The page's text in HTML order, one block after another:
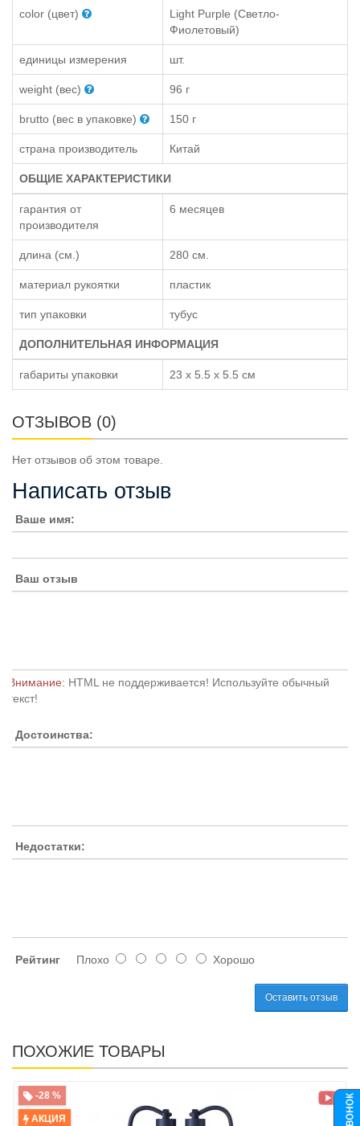
color (цвет)
Light Purple (Светло-
Фиолетовый)
единицы измерения шт.
weight (вес) 96 г
brutto (вес в упаковке) 150 г
страна производитель Китай
ОБЩИЕ ХАРАКТЕРИСТИКИ
гарантия от
производителя
6 месяцев
длина (см.) 280 см.
материал рукоятки пластик
тип упаковки тубус
ДОПОЛНИТЕЛЬНАЯ ИНФОРМАЦИЯ
габариты упаковки 23 x 5.5 x 5.5 см
ОТЗЫВОВ (0)
Нет отзывов об этом товаре.
Написать отзыв
Ваше имя:
Ваш отзыв
Внимание: HTML не поддерживается! Используйте обычный
текст!
Достоинства:
Недостатки:
Рейтинг Плохо Хорошо
Оставить отзыв
ПОХОЖИЕ ТОВАРЫ
-28 %
АКЦИЯ